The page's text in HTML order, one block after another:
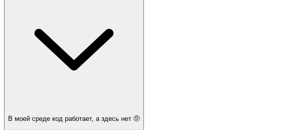
В моей среде код работает, а здесь нет 🤨